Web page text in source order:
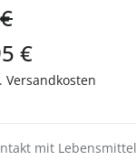
€
Versandkosten
mit